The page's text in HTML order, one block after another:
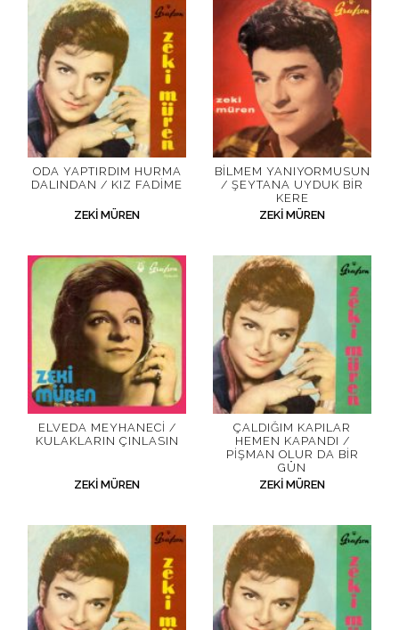
ODA YAPTIRDIM HURMA
DALINDAN / KIZ FADIME
ZEKI MÜREN
BILMEM YANIYORMUSUN
/ ŞEYTANA UYDUK BIR
KERE
ZEKI MÜREN
ELVEDA MEYHANECI /
KULAKLARIN ÇINLASIN
ZEKI MÜREN
ÇALDIĞIM KAPILAR
HEMEN KAPANDI /
PIŞMAN OLUR DA BIR
GÜN
ZEKI MÜREN